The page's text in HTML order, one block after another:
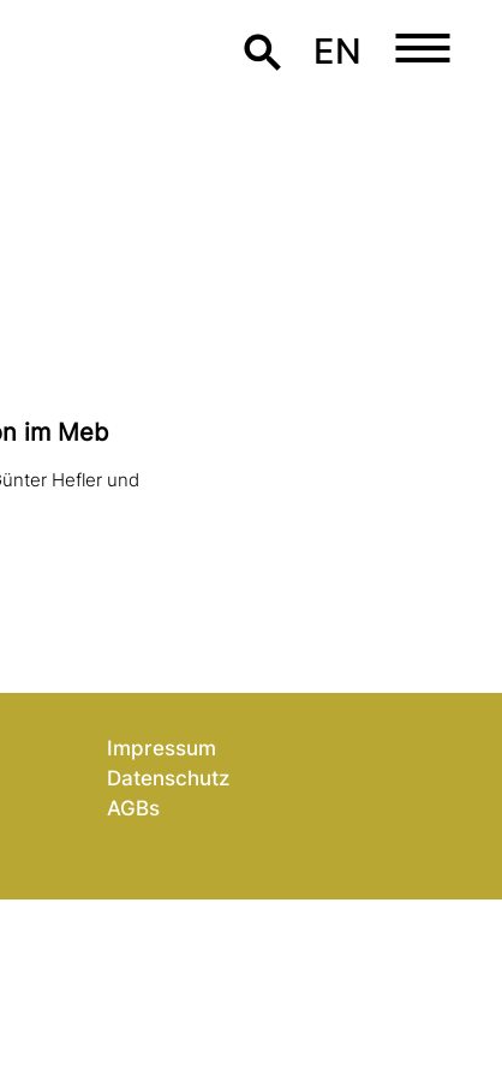
EN
im Meb
Hefler und
Impressum
Datenschutz
AGBs